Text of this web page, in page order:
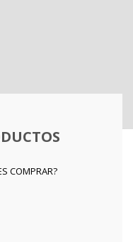
COMPRAR?